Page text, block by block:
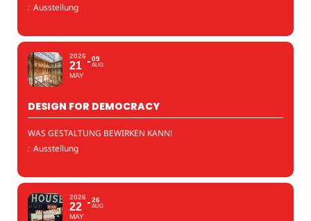
: Ausstellung
2026
21
MAY
09
AUG
DESIGN FOR DEMOCRACY
WAS GESTALTUNG BEWIRKEN KANN!
: Ausstellung
2026
22
MAY
26
AUG